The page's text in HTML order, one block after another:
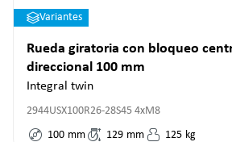
Variantes
Rueda giratoria con bloqueo
direccional 100 mm
Integral twin
2944USX100R26-28S45 4xM8
100 mm 129 mm 125 kg